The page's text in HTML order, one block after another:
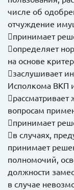
числе об
отчуждение
принимает
определяет
на основе
заслушивает
Исполкома ВКП
вопросам
принимает
в случаях,
принимает
полномочий,
должности
в случае